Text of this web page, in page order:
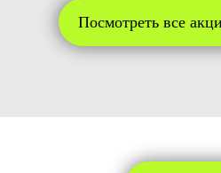
Посмотреть все